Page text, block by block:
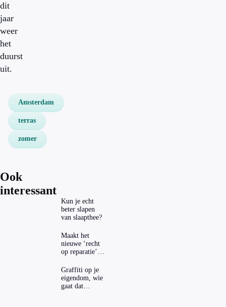
dit
jaar
weer
het
duurst
uit.
Amsterdam
terras
zomer
Ook
interessant
Kun je echt
beter slapen
van slaapthee?
Maakt het
nieuwe ‘recht
op reparatie’
echt
aantrekkelijker?
Graffiti op je
eigendom, wie
gaat dat